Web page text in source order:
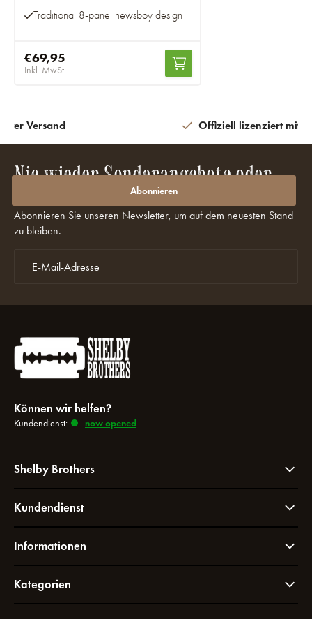
Traditional 8-panel newsboy design
€69,95
Inkl. MwSt.
Versand Offiziell lizenziert mit
Nie wieder Sonderangebote oder
Rabatte verpassen?
Abonnieren Sie unseren Newsletter, um auf dem neuesten Stand
zu bleiben.
Abonnieren
Können wir helfen?
Kundendienst: now opened
Shelby Brothers
Kundendienst
Informationen
Kategorien